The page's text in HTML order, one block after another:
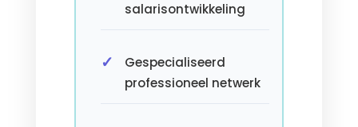
salarisontwikkeling
Gespecialiseerd
professioneel netwerk